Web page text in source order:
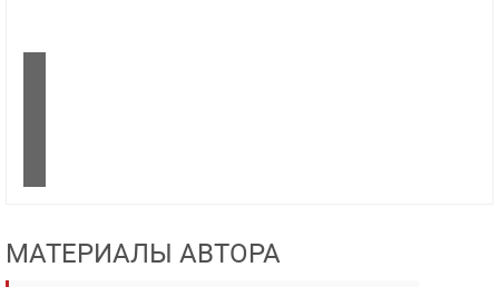
МАТЕРИАЛЫ АВТОРА